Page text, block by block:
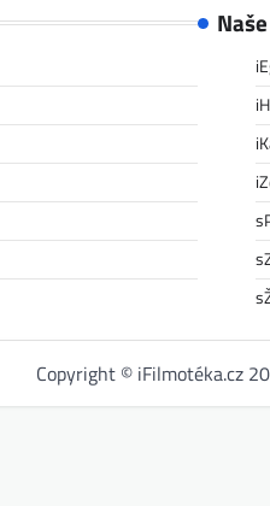
Copyright © iFilmotéka.cz